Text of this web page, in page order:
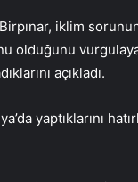
Birpınar, iklim
olduğunu
açıkladı.
yaptıklarını